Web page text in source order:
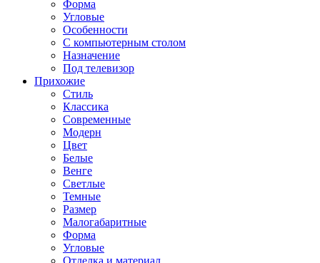
Форма
Угловые
Особенности
С компьютерным столом
Назначение
Под телевизор
Прихожие
Стиль
Классика
Современные
Модерн
Цвет
Белые
Венге
Светлые
Темные
Размер
Малогабаритные
Форма
Угловые
Отделка и материал